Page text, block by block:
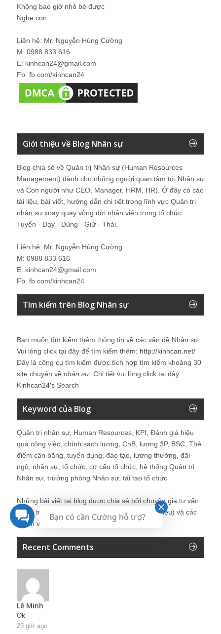
Không bao giờ nhỏ bé được
Nghe con.
Liên hệ: Mr. Nguyễn Hùng Cường
M: 0988 833 616
E: kinhcan24@gmail.com
Fb: fb.com/kinhcan24
Giới thiệu về Blog Nhân sự
Blog chia sẻ về Quản trị Nhân sự (Human Resources
Management) dành cho những người quan tâm tới Nhân sự
và Con người như CEO, Manager, HRM, HR). Ở đây có các
tài liệu, bài viết, hướng dẫn chi tiết trong lĩnh vực Quản trị
nhân sự xoay quay vòng đời nhân viên trong tổ chức:
Tuyển - Dạy - Dùng - Giữ - Thải.
Liên hệ: Mr. Nguyễn Hùng Cường
M: 0988 833 616
E: kinhcan24@gmail.com
Fb: fb.com/kinhcan24
Tìm kiếm trên Blog Nhân sự
Bạn muốn tìm kiếm thêm thông tin về các vấn đề Nhân sự
Vui lòng click tại đây để tìm kiếm thêm: http://kinhcan.net/
Đây là công cụ tìm kiếm được tích hợp tìm kiếm khoảng 30
site chuyên về nhân sự. Chi tiết vui lòng click tại đây:
Kinhcan24′s Search
Keyword của Blog
Quản trị nhân sự, Human Resources, KPI, Đánh giá hiệu
quả công việc, chính sách lương, CnB, lương 3P, BSC, Thẻ
điểm cân bằng, tuyển dụng, đào tạo, lương thưởng, đãi
ngộ, nhân sự, tổ chức, cơ cấu tổ chức, hệ thống Quản trị
Nhân sự, trưởng phòng Nhân sự, tái tạo tổ chức
Những bài viết tại blog được chia sẻ bởi chuyên gia tư vấn
Quản trị Nhân sự Nguyễn Hùng Cường (
giới thiệu) và các
thành viên khác trong cộng đồng Nhân sự.
Recent Comments
Lê Minh
Ok
23 giờ ago
Bạn có cần Cường hỗ trợ?